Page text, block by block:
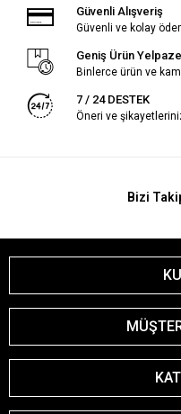
Güvenli Alışveriş
Güvenli ve kolay
Geniş Ürün
Binlerce ürün ve
7 / 24 DESTEK
Öneri ve
Bizi